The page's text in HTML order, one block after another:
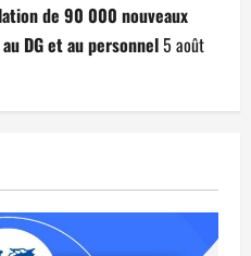
de 90 000 nouveaux
DG et au personnel5 août